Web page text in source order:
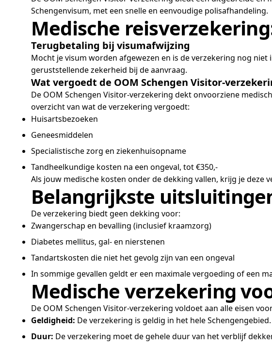
Schengenvisum, met een snelle en eenvoudige polisafhandeling.
Medische
Terugbetaling bij visumafwijzing
Mocht je visum worden afgewezen en is de verzekering nog
geruststellende zekerheid bij de aanvraag.
Wat vergoedt de OOM Schengen Visitor-
De OOM Schengen Visitor-verzekering dekt onvoorziene
overzicht van wat de verzekering vergoedt:
Huisartsbezoeken
Geneesmiddelen
Specialistische zorg en ziekenhuisopname
Tandheelkundige kosten na een ongeval, tot €350,-
Als jouw medische kosten onder de dekking vallen, krijg je deze
Belangrijkste
De verzekering biedt geen dekking voor:
Zwangerschap en bevalling (inclusief kraamzorg)
Diabetes mellitus, gal- en nierstenen
Tandartskosten die niet het gevolg zijn van een ongeval
In sommige gevallen geldt er een maximale vergoeding of een
Medische verzekering
De OOM Schengen Visitor-verzekering voldoet aan alle eisen
Geldigheid: De verzekering is geldig in het hele Schengengebied.
Duur: De verzekering moet de gehele duur van het verblijf